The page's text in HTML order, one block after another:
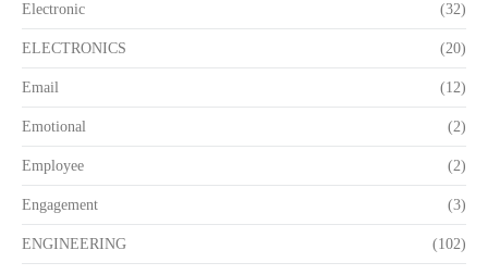
Electronic (32)
ELECTRONICS (20)
Email (12)
Emotional (2)
Employee (2)
Engagement (3)
ENGINEERING (102)